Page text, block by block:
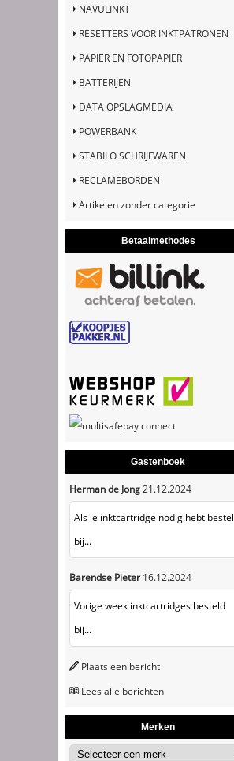
NAVULINKT
RESETTERS VOOR INKTPATRONEN
PAPIER EN FOTOPAPIER
BATTERIJEN
DATA OPSLAGMEDIA
POWERBANK
STABILO SCHRIJFWAREN
RECLAMEBORDEN
Artikelen zonder categorie
Betaalmethodes
Gastenboek
Herman de Jong21.12.2024
Als je inktcartridge nodig hebt bestel
bij...
Barendse Pieter 16.12.2024
Vorige week inktcartridges besteld
bij...
Plaats een bericht
Lees alle berichten
Merken